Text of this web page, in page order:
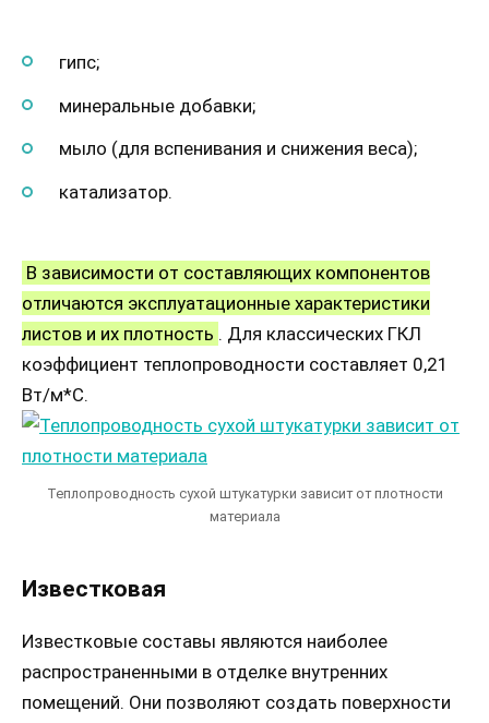
гипс;
минеральные добавки;
мыло (для вспенивания и снижения веса);
катализатор.
В зависимости от составляющих компонентов
отличаются эксплуатационные характеристики
листов и их плотность . Для классических ГКЛ
коэффициент теплопроводности составляет 0,21
Вт/м*С.
Теплопроводность сухой штукатурки зависит от плотности
материала
Известковая
Известковые составы являются наиболее
распространенными в отделке внутренних
помещений. Они позволяют создать поверхности